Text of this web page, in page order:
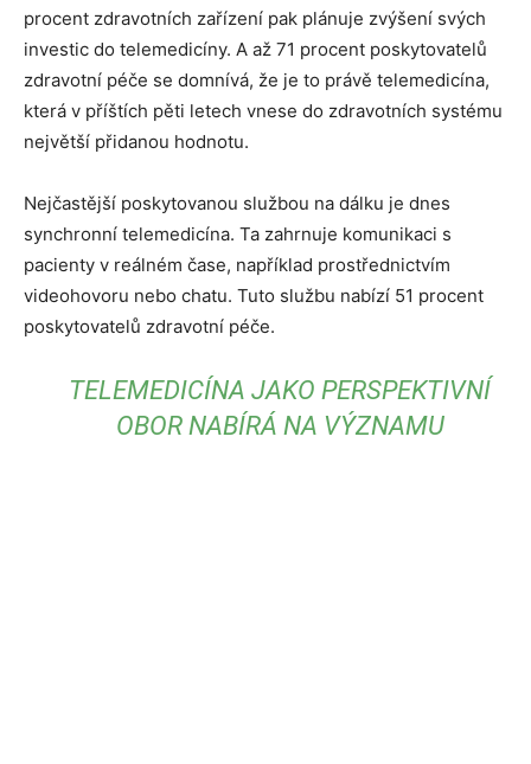
procent zdravotních zařízení pak plánuje zvýšení svých
investic do telemedicíny. A až 71 procent poskytovatelů
zdravotní péče se domnívá, že je to právě telemedicína,
která v příštích pěti letech vnese do zdravotních systému
největší přidanou hodnotu.
Nejčastější poskytovanou službou na dálku je dnes
synchronní telemedicína. Ta zahrnuje komunikaci s
pacienty v reálném čase, například prostřednictvím
videohovoru nebo chatu. Tuto službu nabízí 51 procent
poskytovatelů zdravotní péče.
TELEMEDICÍNA JAKO PERSPEKTIVNÍ
OBOR NABÍRÁ NA VÝZNAMU